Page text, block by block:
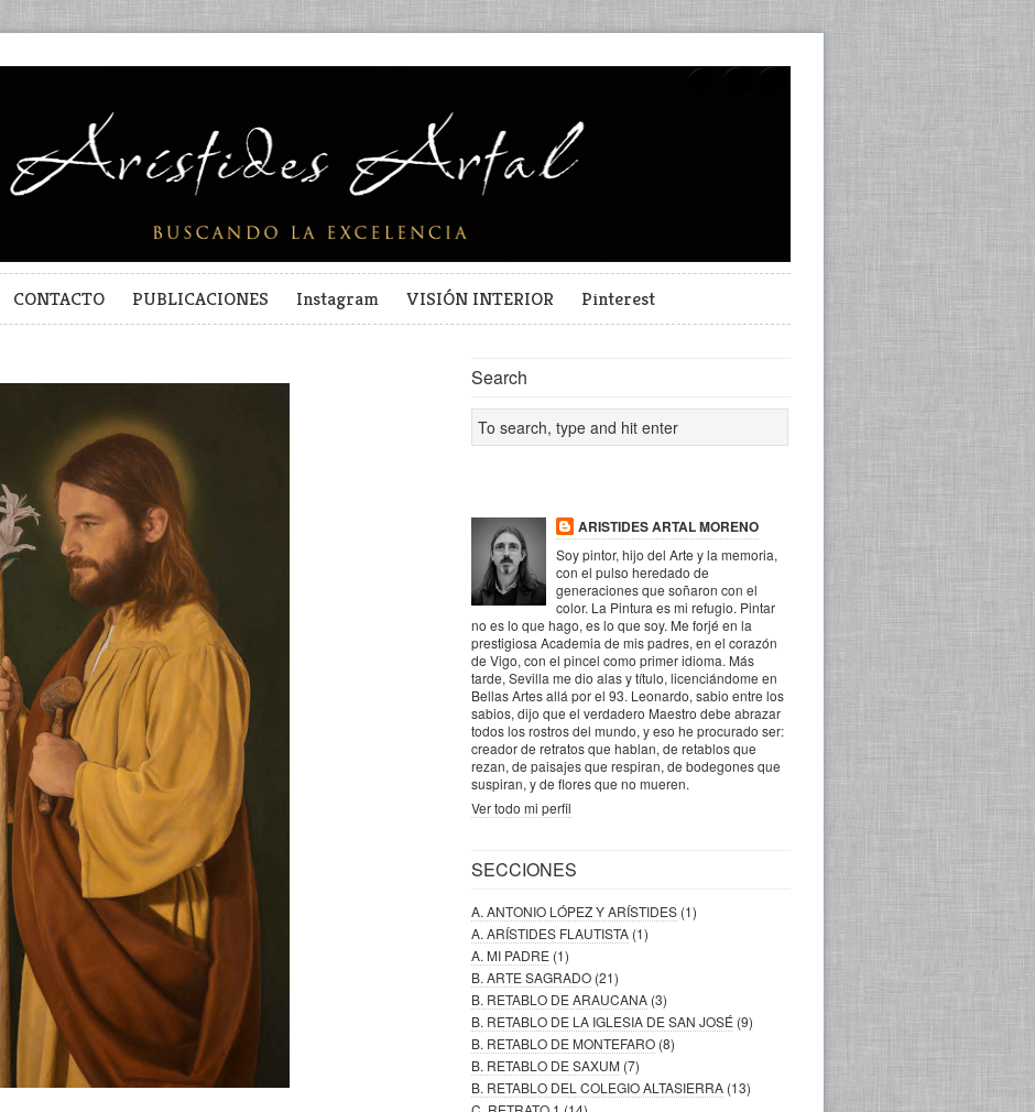
CONTACTO PUBLICACIONES Instagram VISIÓN INTERIOR Pinterest
Search
ARISTIDES ARTAL MORENO
Soy pintor, hijo del Arte y la memoria,
con el pulso heredado de
generaciones que soñaron con el
color. La Pintura es mi refugio. Pintar
no es lo que hago, es lo que soy. Me forjé en la
prestigiosa Academia de mis padres, en el corazón
de Vigo, con el pincel como primer idioma. Más
tarde, Sevilla me dio alas y título, licenciándome en
Bellas Artes allá por el 93. Leonardo, sabio entre los
sabios, dijo que el verdadero Maestro debe abrazar
todos los rostros del mundo, y eso he procurado ser:
creador de retratos que hablan, de retablos que
rezan, de paisajes que respiran, de bodegones que
suspiran, y de flores que no mueren.
Ver todo mi perfil
SECCIONES
A. ANTONIO LÓPEZ Y ARÍSTIDES (1)
A. ARÍSTIDES FLAUTISTA (1)
A. MI PADRE (1)
B. ARTE SAGRADO (21)
B. RETABLO DE ARAUCANA (3)
B. RETABLO DE LA IGLESIA DE SAN JOSÉ (9)
B. RETABLO DE MONTEFARO (8)
B. RETABLO DE SAXUM (7)
B. RETABLO DEL COLEGIO ALTASIERRA (13)